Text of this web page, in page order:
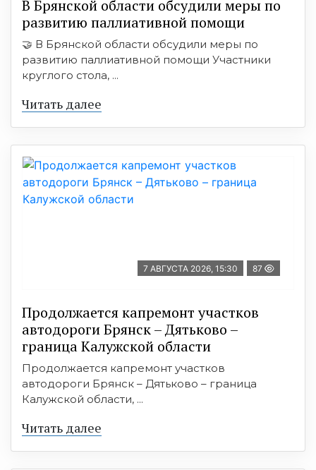
В Брянской области обсудили меры по
развитию паллиативной помощи
🤝 В Брянской области обсудили меры по
развитию паллиативной помощи Участники
круглого стола, ...
Читать далее
7 АВГУСТА 2026, 15:30 87
Продолжается капремонт участков
автодороги Брянск – Дятьково –
граница Калужской области
Продолжается капремонт участков
автодороги Брянск – Дятьково – граница
Калужской области, ...
Читать далее